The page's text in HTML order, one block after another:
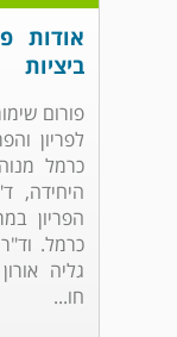
אודות
ביציות
פורום
כרמל
היחידה,
הפריון
כרמל.
גליה
חו...